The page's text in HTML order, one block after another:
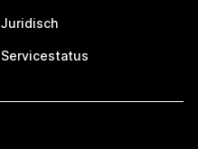
Juridisch
Servicestatus